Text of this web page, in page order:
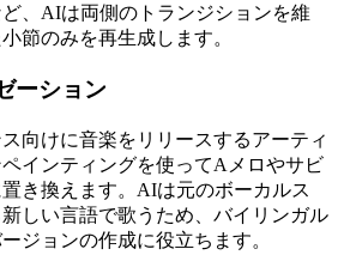
、AIは両側のトランジションを維
節のみを再生成します。
ーション
向けに音楽をリリースするアーティ
インティングを使ってAメロやサビ
き換えます。AIは元のボーカルス
しい言語で歌うため、バイリンガル
ジョンの作成に役立ちます。